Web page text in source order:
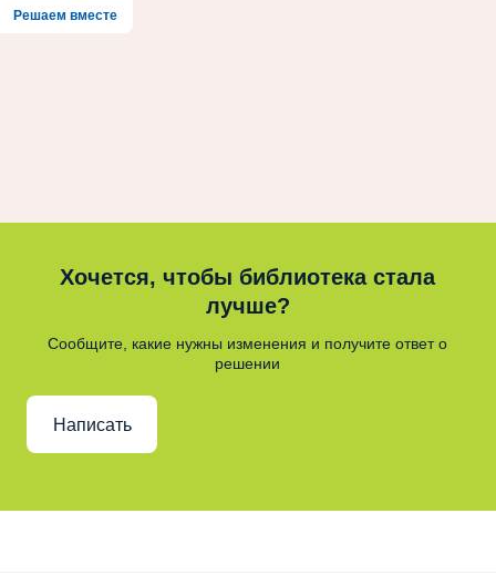
Решаем вместе
Хочется, чтобы библиотека стала
лучше?
Сообщите, какие нужны изменения и получите ответ о
решении
Написать